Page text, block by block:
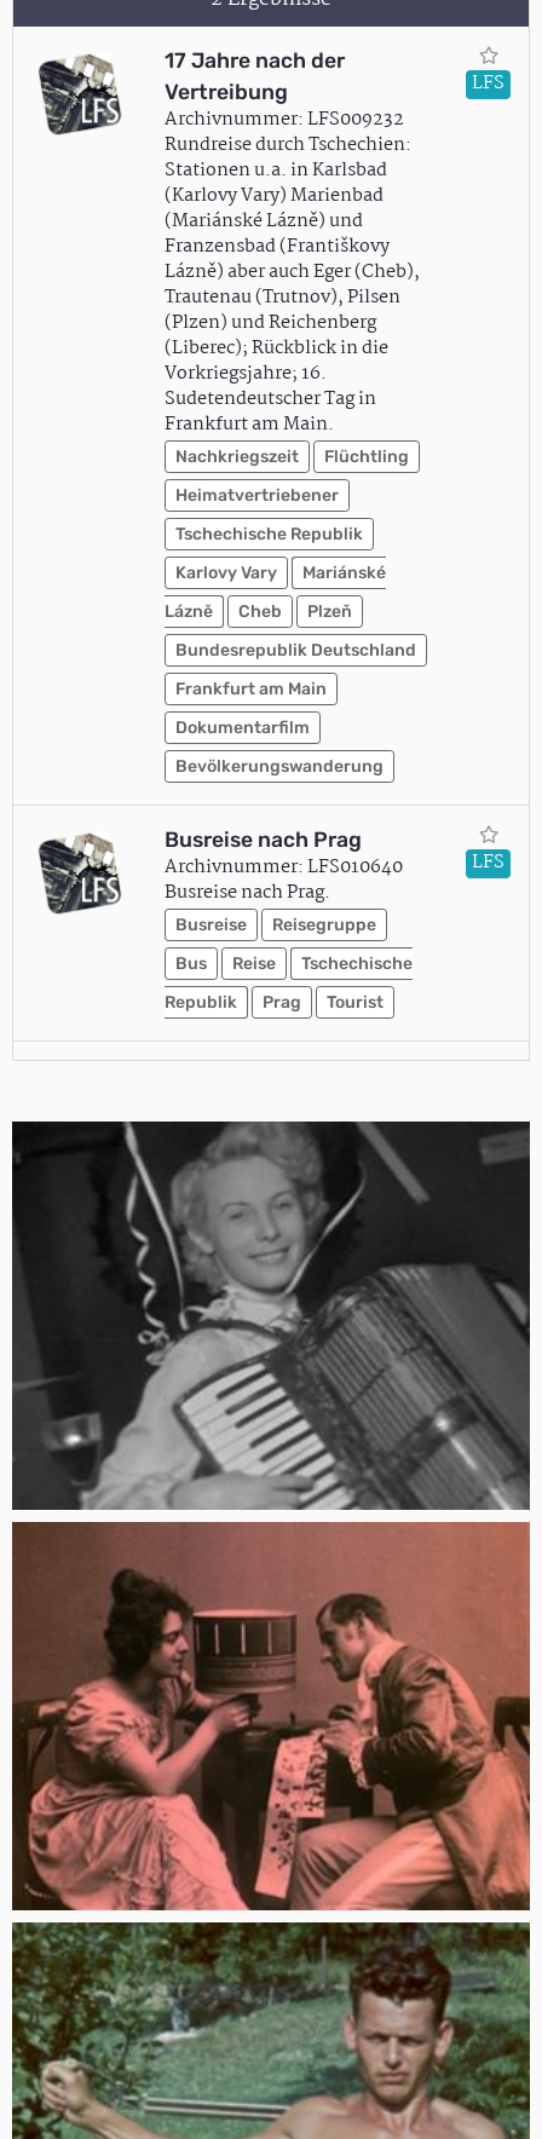
17 Jahre nach der
Vertreibung
Archivnummer: LFS009232
Rundreise durch Tschechien:
Stationen u.a. in Karlsbad
(Karlovy Vary) Marienbad
(Mariánské Lázně) und
Franzensbad (Františkovy
Lázně) aber auch Eger (Cheb),
Trautenau (Trutnov), Pilsen
(Plzen) und Reichenberg
(Liberec); Rückblick in die
Vorkriegsjahre; 16.
Sudetendeutscher Tag in
Frankfurt am Main.
Nachkriegszeit
Flüchtling
Heimatvertriebener
Tschechische Republik
Karlovy Vary
Mariánské
Láznĕ
Cheb
Plzeň
Bundesrepublik Deutschland
Frankfurt am Main
Dokumentarfilm
Bevölkerungswanderung
LFS
Busreise nach Prag
Archivnummer: LFS010640
Busreise nach Prag.
Busreise
Reisegruppe
Bus
Reise
Tschechische
Republik
Prag Tourist
LFS